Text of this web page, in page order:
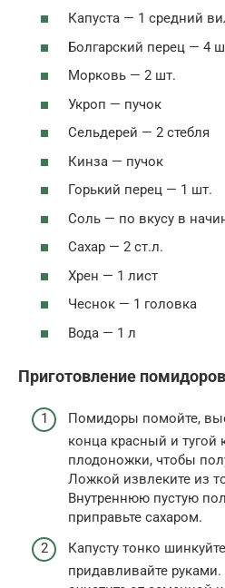
Капуста — 1 средний
Болгарский перец — 4
Морковь — 2 шт.
Укроп — пучок
Сельдерей — 2 стебля
Кинза — пучок
Горький перец — 1 шт.
Соль — по вкусу в
Сахар — 2 ст.л.
Хрен — 1 лист
Чеснок — 1 головка
Вода — 1 л
Приготовление
Помидоры помойте,
конца красный и тугой
плодоножки, чтобы
Ложкой извлеките из
Внутреннюю пустую
приправьте сахаром.
Капусту тонко
придавливайте